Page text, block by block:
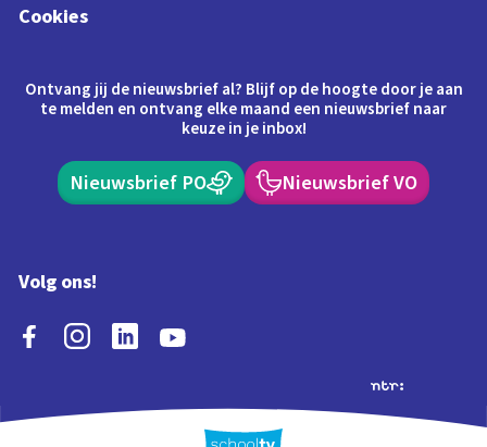
Cookies
Ontvang jij de nieuwsbrief al? Blijf op de hoogte door je aan
te melden en ontvang elke maand een nieuwsbrief naar
keuze in je inbox!
Nieuwsbrief PO Nieuwsbrief VO
Volg ons!